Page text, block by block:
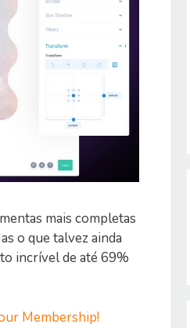
mais completas
o que talvez ainda
incrível de até 69%
Membership!